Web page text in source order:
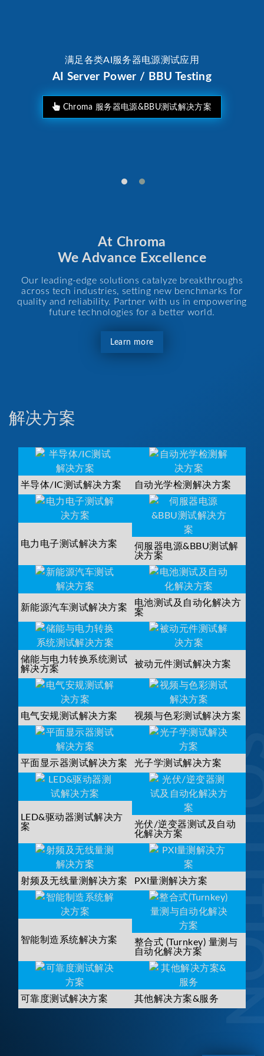
满足各类AI服务器电源测试应用
AI Server Power / BBU Testing
Chroma 服务器电源&BBU测试解决方案
At Chroma
We Advance Excellence
Our leading-edge solutions catalyze breakthroughs
across tech industries, setting new benchmarks for
quality and reliability. Partner with us in empowering
future technologies for a better world.
Learn more
解决方案
半导体/IC测试解决方案 自动光学检测解决方案
电力电子测试解决方案
伺服器电源&BBU测试解
决方案
新能源汽车测试解决方案
电池测试及自动化解决方
案
储能与电力转换系统测试
解决方案
被动元件测试解决方案
电气安规测试解决方案 视频与色彩测试解决方案
平面显示器测试解决方案 光子学测试解决方案
LED&驱动器测试解决方
案
光伏/逆变器测试及自动
化解决方案
射频及无线量测解决方案 PXI量测解决方案
智能制造系统解决方案
整合式 (Turnkey) 量测与
自动化解决方案
可靠度测试解决方案 其他解决方案&服务